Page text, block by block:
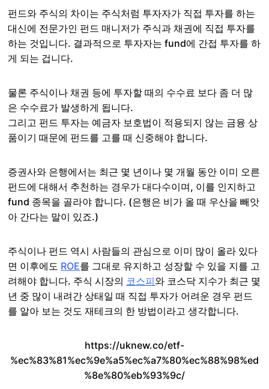
펀드와 주식의 차이는 주식처럼 투자자가 직접 투자를 하는
대신에 전문가인 펀드 매니저가 주식과 채권에 직접 투자를
하는 것입니다. 결과적으로 투자자는 fund에 간접 투자를 하
게 되는 겁니다.
물론 주식이나 채권 등에 투자할 때의 수수료 보다 좀 더 많
은 수수료가 발생하게 됩니다.
그리고 펀드 투자는 예금자 보호법이 적용되지 않는 금융 상
품이기 때문에 펀드를 고를 때 신중해야 합니다.
증권사와 은행에서는 최근 몇 년이나 몇 개월 동안 이미 오른
펀드에 대해서 추천하는 경우가 대다수이며, 이를 인지하고
fund 종목을 골라야 합니다. (은행은 비가 올 때 우산을 빼앗
아 간다는 말이 있죠.)
주식이나 펀드 역시 사람들의 관심으로 이미 많이 올라 있다
면 이후에도 ROE를 그대로 유지하고 성장할 수 있을 지를 고
려해야 합니다. 주식 시장의 코스피와 코스닥 지수가 최근 몇
년 중 많이 내려간 상태일 때 직접 투자가 어려운 경우 펀드
를 알아 보는 것도 재테크의 한 방법이라고 생각합니다.
https://uknew.co/etf-
%ec%83%81%ec%9e%a5%ec%a7%80%ec%88%98%ed
%8e%80%eb%93%9c/